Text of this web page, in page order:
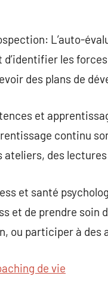
L’auto-
les
des plans de
et
continu
ateliers, des
et santé
et de prendre soin
ou participer à des
de vie